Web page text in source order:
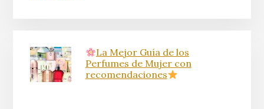
La Mejor Guía de los
Perfumes de Mujer con
recomendaciones